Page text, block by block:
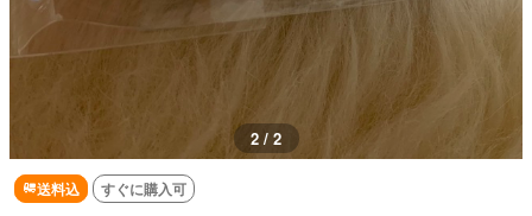
1 / 2
送料込 すぐに購入可